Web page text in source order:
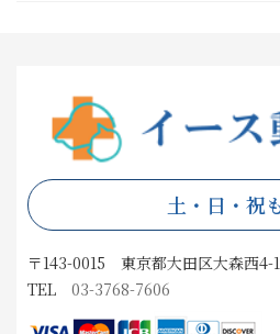
土・日・祝
〒143-0015 東京都大田区大森西4-
TEL 03-3768-7606